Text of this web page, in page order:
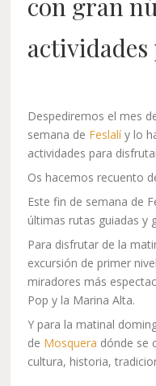
con gran
Despediremos el mes
semana de Feslalíy lo
actividades para
Os hacemos recuento
Este fin de semana de
últimas rutas guiadas y
Para disfrutar de la
excursión de primer
miradores más
Pop y la Marina Alta.
Y para la matinal
de Mosquera dónde se
cultura, historia,